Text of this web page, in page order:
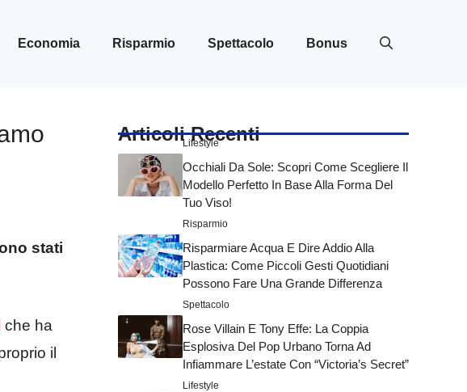
Economia Risparmio Spettacolo Bonus
stati
che ha
il
Articoli Recenti
Lifestyle
Occhiali Da Sole: Scopri Come Scegliere Il
Modello Perfetto In Base Alla Forma Del
Tuo Viso!
Risparmio
Risparmiare Acqua E Dire Addio Alla
Plastica: Come Piccoli Gesti Quotidiani
Possono Fare Una Grande Differenza
Spettacolo
Rose Villain E Tony Effe: La Coppia
Esplosiva Del Pop Urbano Torna Ad
Infiammare L’estate Con “Victoria’s Secret”
Lifestyle